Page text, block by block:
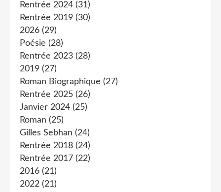
Rentrée 2024 (31)
Rentrée 2019 (30)
2026 (29)
Poésie (28)
Rentrée 2023 (28)
2019 (27)
Roman Biographique (27)
Rentrée 2025 (26)
Janvier 2024 (25)
Roman (25)
Gilles Sebhan (24)
Rentrée 2018 (24)
Rentrée 2017 (22)
2016 (21)
2022 (21)